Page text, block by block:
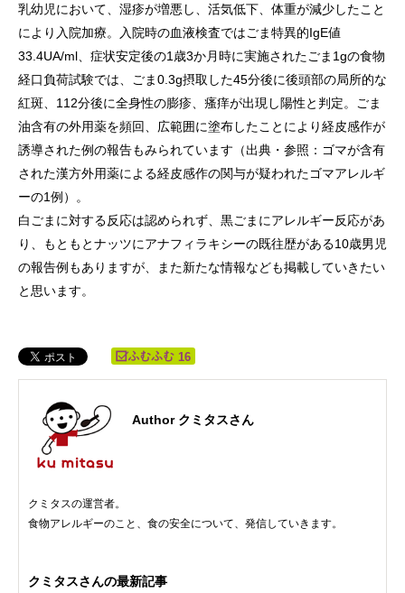
乳幼児において、湿疹が増悪し、活気低下、体重が減少したこと
により入院加療。入院時の血液検査ではごま特異的IgE値
33.4UA/ml、症状安定後の1歳3か月時に実施されたごま1gの食物
経口負荷試験では、ごま0.3g摂取した45分後に後頭部の局所的な
紅斑、112分後に全身性の膨疹、瘙痒が出現し陽性と判定。ごま
油含有の外用薬を頻回、広範囲に塗布したことにより経皮感作が
誘導された例の報告もみられています（出典・参照：ゴマが含有
された漢方外用薬による経皮感作の関与が疑われたゴマアレルギ
ーの1例）。
白ごまに対する反応は認められず、黒ごまにアレルギー反応があ
り、もともとナッツにアナフィラキシーの既往歴がある10歳男児
の報告例もありますが、また新たな情報なども掲載していきたい
と思います。
16
Author クミタスさん
クミタスの運営者。
食物アレルギーのこと、食の安全について、発信していきます。
クミタスさんの最新記事